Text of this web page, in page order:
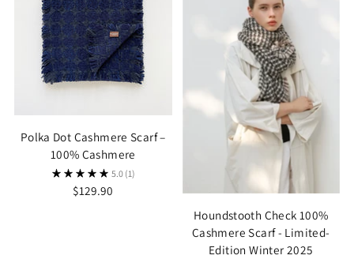
Polka Dot Cashmere Scarf –
100% Cashmere
5.0 (1)
$129.90
Houndstooth Check 100%
Cashmere Scarf - Limited-
Edition Winter 2025